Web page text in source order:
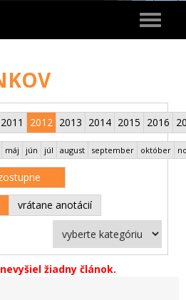
Toggle
2011 2012 2013 2014 2015 2016
máj jún júl august september október
vrátane anotácií
žiadny článok.